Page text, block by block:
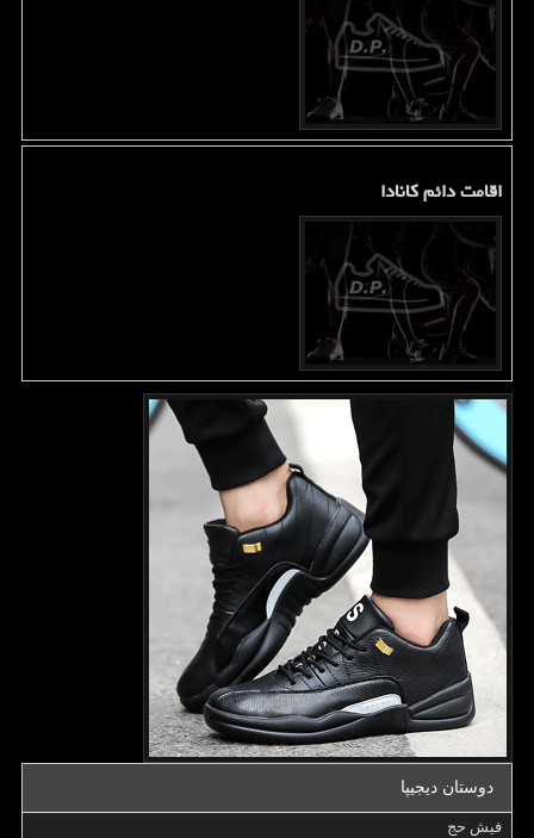
اقامت دائم کانادا
دوستان دیجیپا
فیش حج